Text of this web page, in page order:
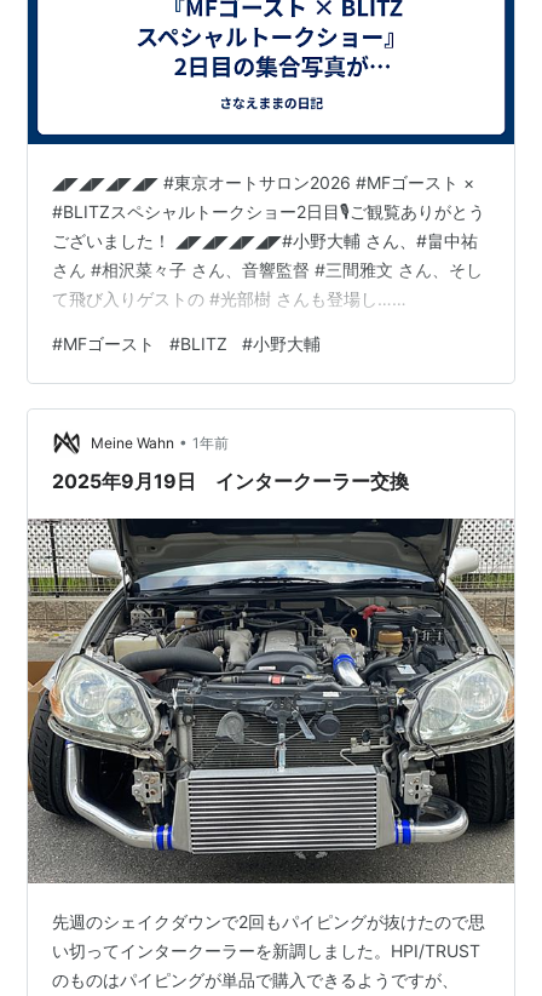
◢◤◢◤◢◤◢◤ #東京オートサロン2026 #MFゴースト ×
#BLITZスペシャルトークショー2日目🎙️ご観覧ありがとう
ございました！ ◢◤◢◤◢◤◢◤#小野大輔 さん、#畠中祐
さん #相沢菜々子 さん、音響監督 #三間雅文 さん、そし
て飛び入りゲストの #光部樹 さんも登場し…
公式 🚘 3rd Season2026年1月4日(日)放送開始！
(@mfg_anime) 2026年1月11日
#MFゴースト #BLITZ #小野大輔
Meine Wahn • 1年前
2025年9月19日 インタークーラー交換
先週のシェイクダウンで2回もパイピングが抜けたので思
い切ってインタークーラーを新調しました。HPI/TRUST
のものはパイピングが単品で購入できるようですが、